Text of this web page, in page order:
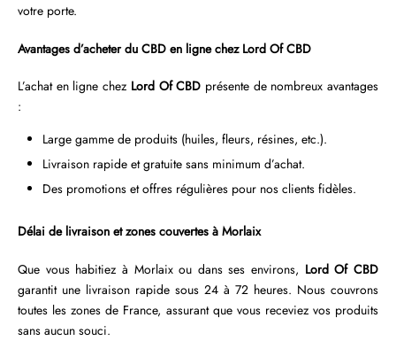
votre porte.
Avantages d’acheter du CBD en ligne chez Lord Of CBD
L’achat en ligne chez Lord Of CBD présente de nombreux avantages
:
Large gamme de produits (huiles, fleurs, résines, etc.).
Livraison rapide et gratuite sans minimum d’achat.
Des promotions et offres régulières pour nos clients fidèles.
Délai de livraison et zones couvertes à Morlaix
Que vous habitiez à Morlaix ou dans ses environs, Lord Of CBD
garantit une livraison rapide sous 24 à 72 heures. Nous couvrons
toutes les zones de France, assurant que vous receviez vos produits
sans aucun souci.